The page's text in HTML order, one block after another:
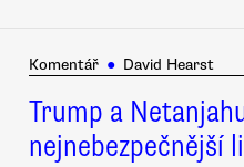
Komentář ● David Hearst
Trump a
nejnebezpečnější